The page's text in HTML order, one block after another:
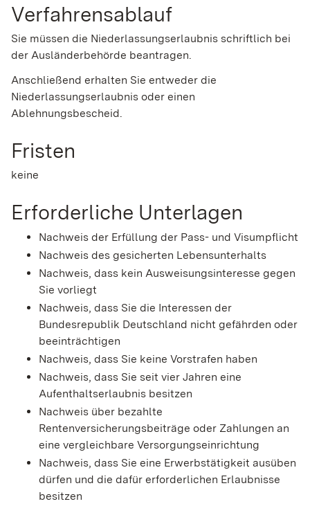
Verfahrensablauf
Sie müssen die Niederlassungserlaubnis schriftlich bei
der Ausländerbehörde beantragen.
Anschließend erhalten Sie entweder die
Niederlassungserlaubnis oder einen
Ablehnungsbescheid.
Fristen
keine
Erforderliche Unterlagen
Nachweis der Erfüllung der Pass- und Visumpflicht
Nachweis des gesicherten Lebensunterhalts
Nachweis, dass kein Ausweisungsinteresse gegen
Sie vorliegt
Nachweis, dass Sie die Interessen der
Bundesrepublik Deutschland nicht gefährden oder
beeinträchtigen
Nachweis, dass Sie keine Vorstrafen haben
Nachweis, dass Sie seit vier Jahren eine
Aufenthaltserlaubnis besitzen
Nachweis über bezahlte
Rentenversicherungsbeiträge oder Zahlungen an
eine vergleichbare Versorgungseinrichtung
Nachweis, dass Sie eine Erwerbstätigkeit ausüben
dürfen und die dafür erforderlichen Erlaubnisse
besitzen